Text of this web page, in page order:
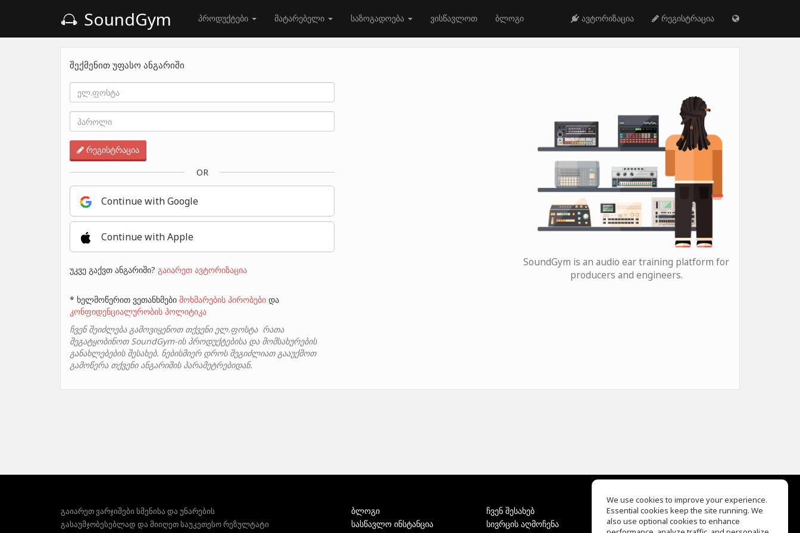
SoundGym პროდუქტები მატარებელი საზოგადოება ვისწავლოთ ბლოგი ავტორიზაცია რეგისტრაცია
შექმენით უფასო ანგარიში
რეგისტრაცია
OR
Continue with Google
Continue with Apple
უკვე გაქვთ ანგარიში? გაიარეთ ავტორიზაცია
* ხელმოწერით ვეთანხმები მოხმარების პირობები და
კონფიდენციალურობის პოლიტიკა
ჩვენ შეიძლება გამოვიყენოთ თქვენი ელ.ფოსტა რათა
შეგატყობინოთ SoundGym-ის პროდუქტებისა და მომსახურების
განახლებების შესახებ. ნებისმიერ დროს შეგიძლიათ გააუქმოთ
გამოწერა თქვენი ანგარიშის პარამეტრებიდან.
SoundGym is an audio ear training platform for
producers and engineers.
გაიარეთ ვარჯიშები სმენისა და უნარების
გასაუმჯობესებლად და მიიღეთ საუკეთესო რეზულტატი
ბლოგი
სასწავლო ინსტანცია
ჩვენ შესახებ
სივრცის აღმოჩენა
EQ Ear Training
Drum Machine
We use cookies to improve your experience.
Essential cookies keep the site running. We
also use optional cookies to enhance